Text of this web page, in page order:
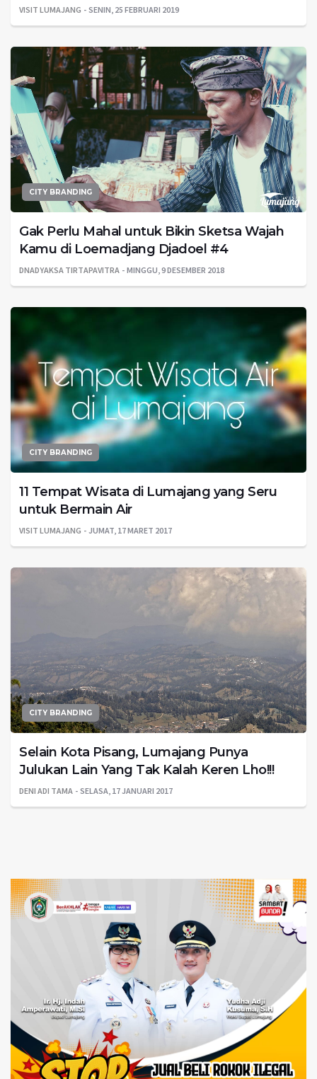
VISIT LUMAJANG SENIN, 25 FEBRUARI 2019
CITY BRANDING
Gak Perlu Mahal untuk Bikin Sketsa Wajah
Kamu di Loemadjang Djadoel #4
DNADYAKSA TIRTAPAVITRA MINGGU, 9 DESEMBER 2018
CITY BRANDING
11 Tempat Wisata di Lumajang yang Seru
untuk Bermain Air
VISIT LUMAJANG JUMAT, 17 MARET 2017
CITY BRANDING
Selain Kota Pisang, Lumajang Punya
Julukan Lain Yang Tak Kalah Keren Lho!!!
DENI ADI TAMA SELASA, 17 JANUARI 2017